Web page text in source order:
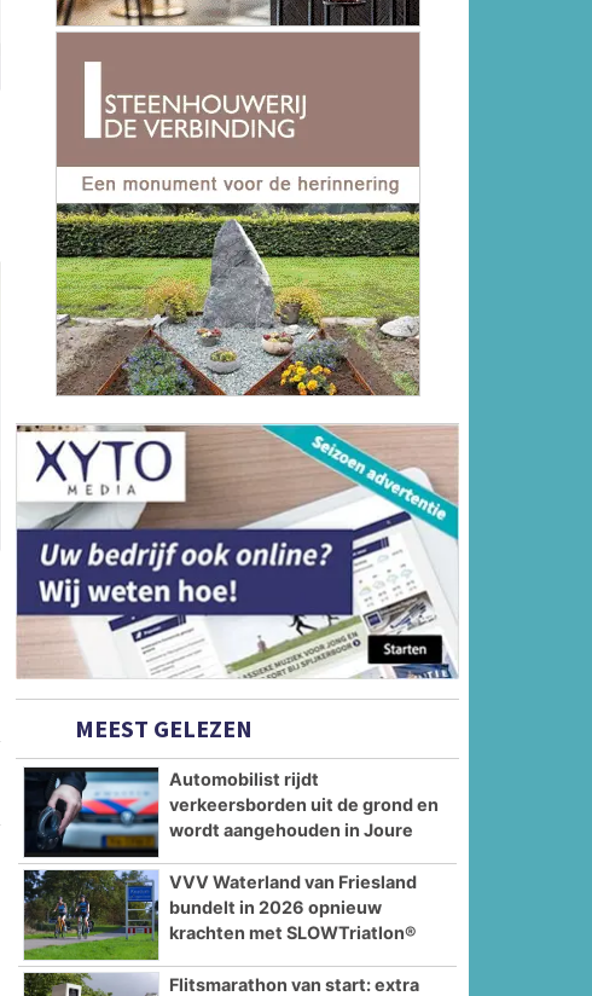
MEEST GELEZEN
Automobilist rijdt
verkeersborden uit de grond en
wordt aangehouden in Joure
VVV Waterland van Friesland
bundelt in 2026 opnieuw
krachten met SLOWTriatlon®
Flitsmarathon van start: extra